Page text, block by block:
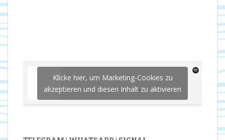
Klicke hier, um Marketing-Cookies zu
akzeptieren und diesen Inhalt zu aktivieren